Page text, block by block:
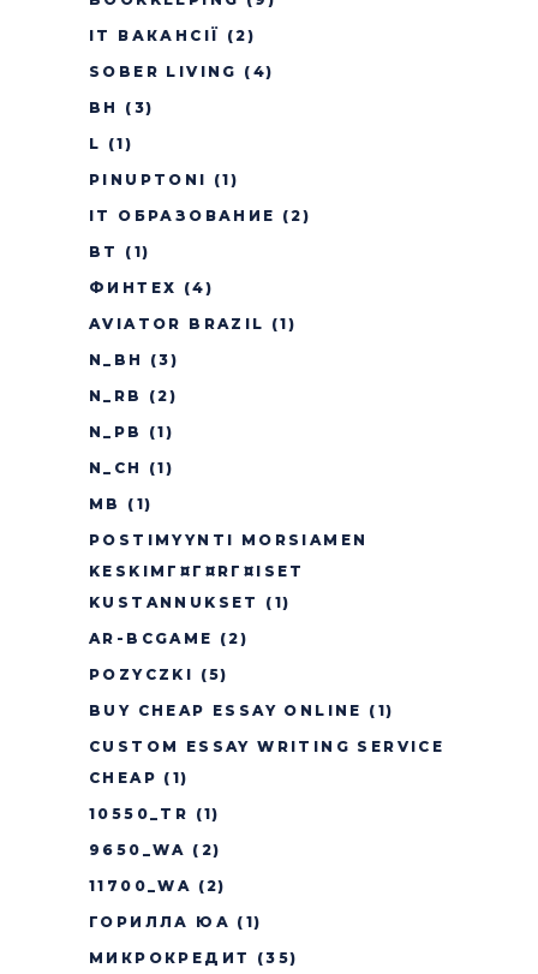
IT ВАКАНСІЇ
(2)
SOBER LIVING (4)
BH
(3)
L (1)
PINUPTONI (1)
IT ОБРАЗОВАНИЕ (2)
BT
(1)
ФИНТЕХ (4)
AVIATOR BRAZIL (1)
N_BH
(3)
N_RB
(2)
N_PB
(1)
N_CH
(1)
MB
(1)
POSTIMYYNTI MORSIAMEN
KESKIMГ¤Г¤RГ¤ISET
KUSTANNUKSET
(1)
AR-BCGAME (2)
POZYCZKI (5)
BUY CHEAP ESSAY ONLINE (1)
CUSTOM ESSAY WRITING SERVICE
CHEAP (1)
10550_TR (1)
9650_WA (2)
11700_WA (2)
ГОРИЛЛА ЮА (1)
МИКРОКРЕДИТ
(35)